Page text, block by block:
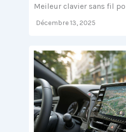
Meileur clavier sans fil
Décembre 13, 2025